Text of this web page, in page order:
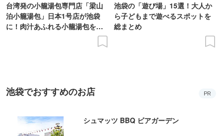
台湾発の小籠湯包専門店「梁山
泊小籠湯包」日本1号店が池袋
に！肉汁あふれる小籠湯包を実
池袋の「遊び場」15選！大人か
ら子どもまで遊べるスポットを
総まとめ
池袋でおすすめのお店 PR
シュマッツ BBQ ビアガーデン